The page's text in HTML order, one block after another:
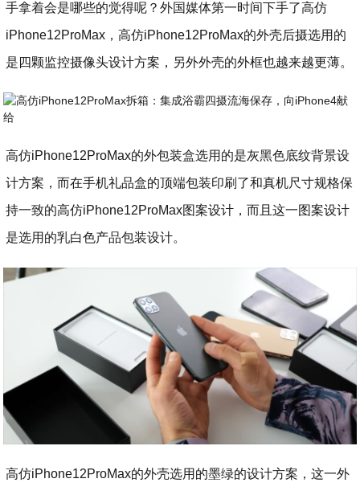
手拿着会是哪些的觉得呢？外国媒体第一时间下手了高仿
iPhone12ProMax，高仿iPhone12ProMax的外壳后摄选用的
是四颗监控摄像头设计方案，另外外壳的外框也越来越更薄。
高仿iPhone12ProMax的外包装盒选用的是灰黑色底纹背景设
计方案，而在手机礼品盒的顶端包装印刷了和真机尺寸规格保
持一致的高仿iPhone12ProMax图案设计，而且这一图案设计
是选用的乳白色产品包装设计。
高仿iPhone12ProMax的外壳选用的墨绿的设计方案，这一外